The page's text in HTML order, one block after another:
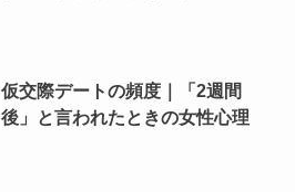
仮交際デートの頻度｜「2週間
後」と言われたときの女性心理